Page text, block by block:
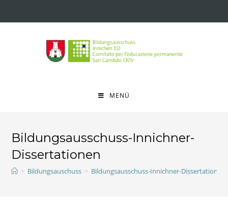
MENÜ
Bildungsausschuss-Innichner-
Dissertationen
> Bildungsauschuss > Bildungsausschuss-Innichner-Dissertationen